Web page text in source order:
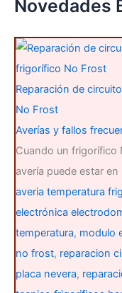
a
p
r
Novedades
Reparación de
No Frost
Averías y fallos
Cuando un frigorífico
avería puede estar en
averia temperatura
electrónica
temperatura, modulo
no frost, reparacion
placa nevera,